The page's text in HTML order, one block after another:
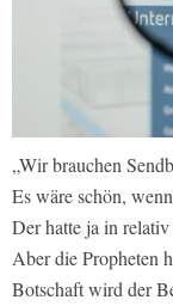
„Wir brauchen
Es wäre schön,
Der hatte ja in
Aber die Propheten
Botschaft wird der